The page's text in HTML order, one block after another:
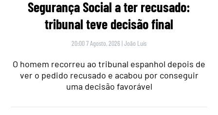
Segurança Social a ter recusado:
tribunal teve decisão final
20:00 7 Agosto, 2026 |João Luís
O homem recorreu ao tribunal espanhol depois de
ver o pedido recusado e acabou por conseguir
uma decisão favorável